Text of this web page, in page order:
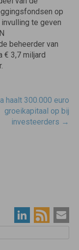
op
te geven
beheerder van
€ 3,7 miljard
haalt 300.000 euro
groeikapitaal op bij
investeerders →